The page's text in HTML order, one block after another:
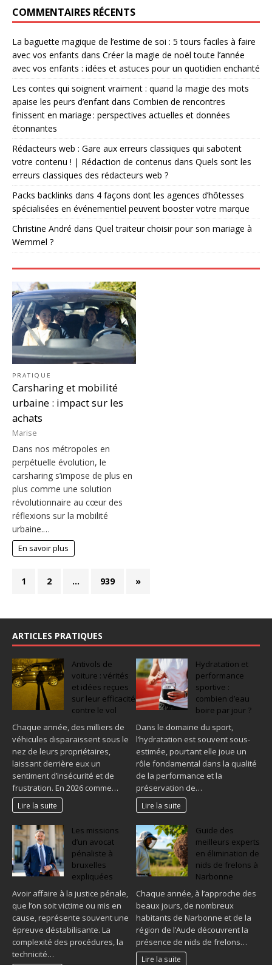
COMMENTAIRES RÉCENTS
La baguette magique de l’estime de soi : 5 tours faciles à faire
avec vos enfants dans Créer la magie de noël toute l’année
avec vos enfants : idées et astuces pour un quotidien enchanté
Les contes qui soignent vraiment : quand la magie des mots
apaise les peurs d’enfant dans Combien de rencontres
finissent en mariage : perspectives actuelles et données
étonnantes
Rédacteurs web : Gare aux erreurs classiques qui sabotent
votre contenu ! | Rédaction de contenus dans Quels sont les
erreurs classiques des rédacteurs web ?
Packs backlinks dans 4 façons dont les agences d’hôtesses
spécialisées en événementiel peuvent booster votre marque
Christine André dans Quel traiteur choisir pour son mariage à
Wemmel ?
PRATIQUE
Carsharing et mobilité
urbaine : impact sur les
achats
Marise
Dans nos métropoles en
perpétuelle évolution, le
carsharing s’impose de plus en
plus comme une solution
révolutionnaire au cœur des
réflexions sur la mobilité
urbaine.…
En savoir plus
1 2 … 939 »
ARTICLES PRATIQUES
Antivols de
voiture : vérités
et idées reçues
sur leur efficacité
contre le vol
Chaque année, des milliers de
véhicules disparaissent sous le
nez de leurs propriétaires,
laissant derrière eux un
sentiment d’insécurité et de
frustration. En 2026 comme…
Lire la suite
Hydratation et
performance
sportive :
combien d’eau
boire par jour ?
Dans le domaine du sport,
l’hydratation est souvent sous-
estimée, pourtant elle joue un
rôle fondamental dans la qualité
de la performance et la
préservation de…
Lire la suite
Les missions
d’un avocat
pénaliste à
bruxelles
expliquées
Avoir affaire à la justice pénale,
que l’on soit victime ou mis en
cause, représente souvent une
épreuve déstabilisante. La
complexité des procédures, la
technicité…
Guide des
meilleurs experts
en élimination de
nids de frelons à
Narbonne
Chaque année, à l’approche des
beaux jours, de nombreux
habitants de Narbonne et de la
région de l’Aude découvrent la
présence de nids de frelons…
Lire la suite